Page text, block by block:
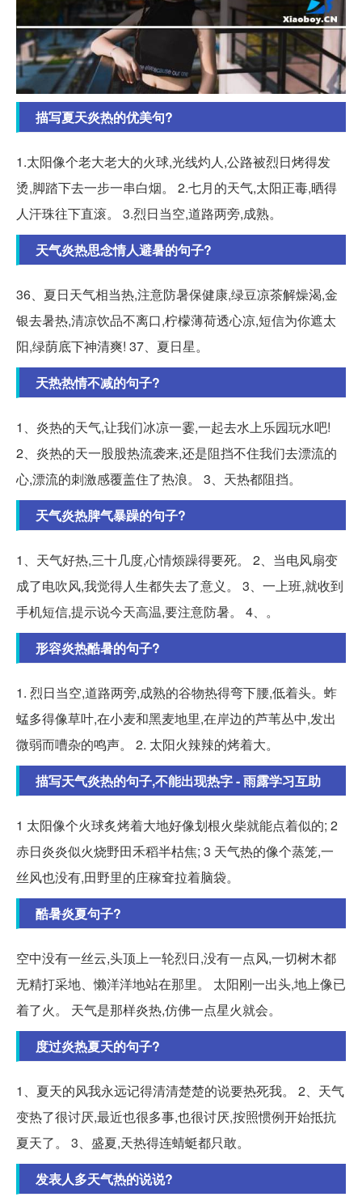
描写夏天炎热的优美句?
1.太阳像个老大老大的火球,光线灼人,公路被烈日烤得发
烫,脚踏下去一步一串白烟。 2.七月的天气,太阳正毒,晒得
人汗珠往下直滚。 3.烈日当空,道路两旁,成熟。
天气炎热思念情人避暑的句子?
36、夏⽇天⽓相当热,注意防暑保健康,绿⾖凉茶解燥渴,⾦
银去暑热,清凉饮品不离⼝,柠檬薄荷透⼼凉,短信为你遮太
阳,绿荫底下神清爽! 37、夏⽇星。
天热热情不减的句子?
1、炎热的天气,让我们冰凉一霎,一起去水上乐园玩水吧!
2、炎热的天一股股热流袭来,还是阻挡不住我们去漂流的
心,漂流的刺激感覆盖住了热浪。 3、天热都阻挡。
天气炎热脾气暴躁的句子?
1、天气好热,三十几度,心情烦躁得要死。 2、当电风扇变
成了电吹风,我觉得人生都失去了意义。 3、一上班,就收到
手机短信,提示说今天高温,要注意防暑。 4、。
形容炎热酷暑的句子?
1. 烈日当空,道路两旁,成熟的谷物热得弯下腰,低着头。蚱
蜢多得像草叶,在小麦和黑麦地里,在岸边的芦苇丛中,发出
微弱而嘈杂的鸣声。 2. 太阳火辣辣的烤着大。
描写天气炎热的句子,不能出现热字 - 雨露学习互助
1 太阳像个火球炙烤着大地好像划根火柴就能点着似的; 2
赤日炎炎似火烧野田禾稻半枯焦; 3 天气热的像个蒸笼,一
丝风也没有,田野里的庄稼耷拉着脑袋。
酷暑炎夏句子?
空中没有一丝云,头顶上一轮烈日,没有一点风,一切树木都
无精打采地、懒洋洋地站在那里。 太阳刚一出头,地上像已
着了火。 天气是那样炎热,仿佛一点星火就会。
度过炎热夏天的句子?
1、夏天的风我永远记得清清楚楚的说要热死我。 2、天气
变热了很讨厌,最近也很多事,也很讨厌,按照惯例开始抵抗
夏天了。 3、盛夏,天热得连蜻蜓都只敢。
发表人多天气热的说说?